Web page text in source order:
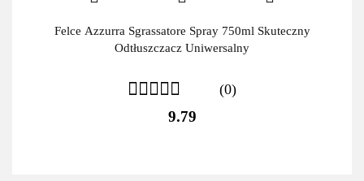
Felce Azzurra Sgrassatore Spray 750ml Skuteczny
Odtłuszczacz Uniwersalny
(0)
9.79